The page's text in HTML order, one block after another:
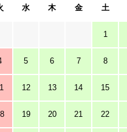
水 木 金 土
1
5 6 7 8
12 13 14 15
19 20 21 22